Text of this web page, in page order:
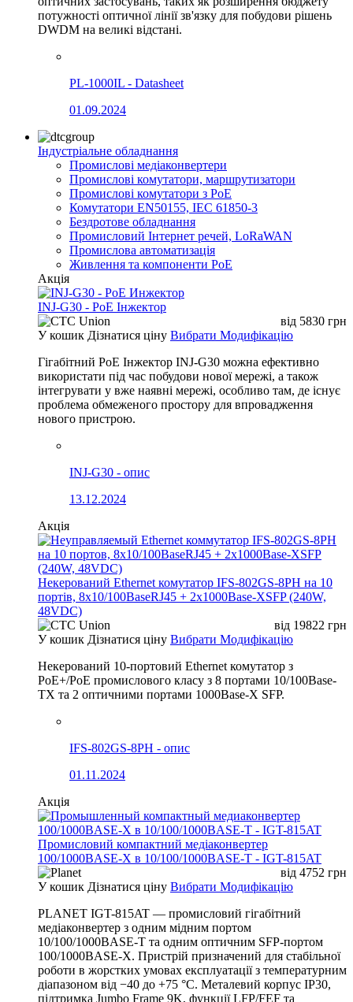
потужності оптичної лінії зв'язку для побудови рішень
DWDM на великі відстані.
PL-1000IL - Datasheet
01.09.2024
Індустріальне обладнання
Промислові медіаконвертери
Промислові комутатори, маршрутизатори
Промислові комутатори з PoE
Комутатори EN50155, IEC 61850-3
Бездротове обладнання
Промисловий Інтернет речей, LoRaWAN
Промислова автоматизація
Живлення та компоненти PoE
Акція
INJ-G30 - PoE Інжектор
від 5830 грн
У кошик Дізнатися ціну Вибрати Модифікацію
Гігабітний PoE Інжектор INJ-G30 можна ефективно
використати під час побудови нової мережі, а також
інтегрувати у вже наявні мережі, особливо там, де існує
проблема обмеженого простору для впровадження
нового пристрою.
INJ-G30 - опис
13.12.2024
Акція
Некерований Ethernet комутатор IFS-802GS-8PH на 10
портів, 8x10/100BaseRJ45 + 2x1000Base-XSFP (240W,
48VDC)
від 19822 грн
У кошик Дізнатися ціну Вибрати Модифікацію
Некерований 10-портовий Ethernet комутатор з
PoE+/PoE промислового класу з 8 портами 10/100Base-
TX та 2 оптичними портами 1000Base-X SFP.
IFS-802GS-8PH - опис
01.11.2024
Акція
Промисловий компактний медіаконвертер
100/1000BASE-X в 10/100/1000BASE-T - IGT-815AT
від 4752 грн
У кошик Дізнатися ціну Вибрати Модифікацію
PLANET IGT-815AT — промисловий гігабітний
медіаконвертер з одним мідним портом
10/100/1000BASE-T та одним оптичним SFP-портом
100/1000BASE-X. Пристрій призначений для стабільної
роботи в жорстких умовах експлуатації з температурним
діапазоном від −40 до +75 °C. Металевий корпус IP30,
підтримка Jumbo Frame 9K, функції LFP/FEF та